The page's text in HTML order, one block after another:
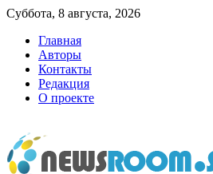
Суббота, 8 августа, 2026
Главная
Авторы
Контакты
Редакция
О проекте